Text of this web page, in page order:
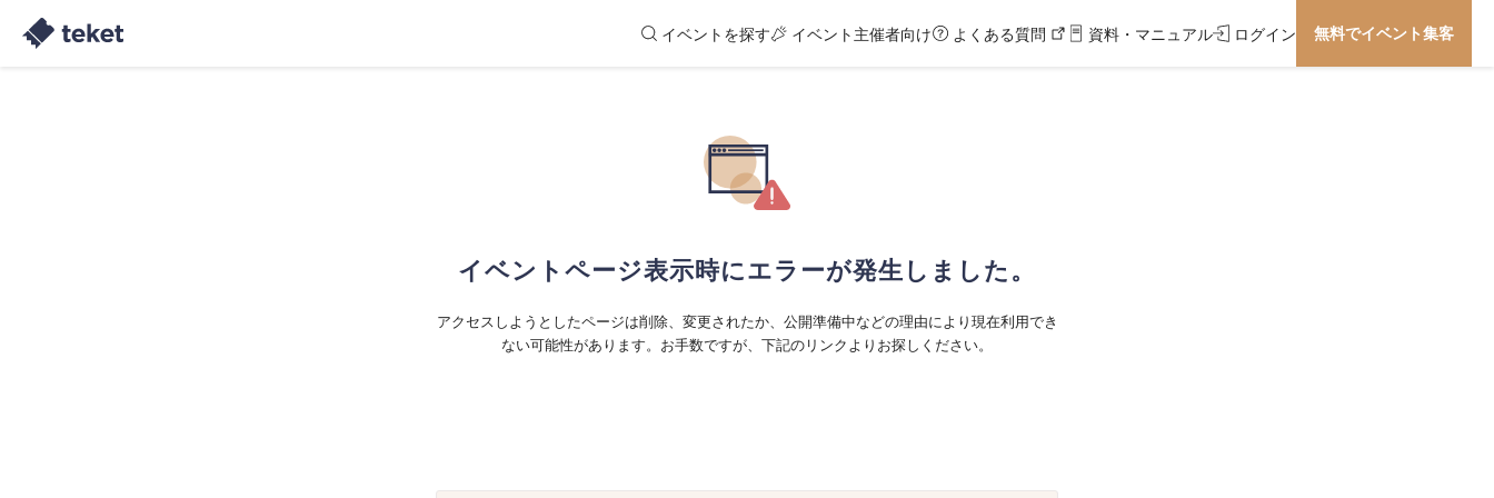
イベントを探す イベント主催者向け よくある質問 資料・マニュアル ログイン 無料でイベント集客
イベントページ表示時にエラーが発生しました。
アクセスしようとしたページは削除、変更されたか、公開準備中などの理由により現在利用でき
ない可能性があります。お手数ですが、下記のリンクよりお探しください。